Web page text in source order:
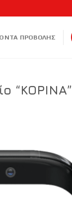
ΠΡΟΒΟΛΗΣ
“ΚΟΡΙΝΑ”